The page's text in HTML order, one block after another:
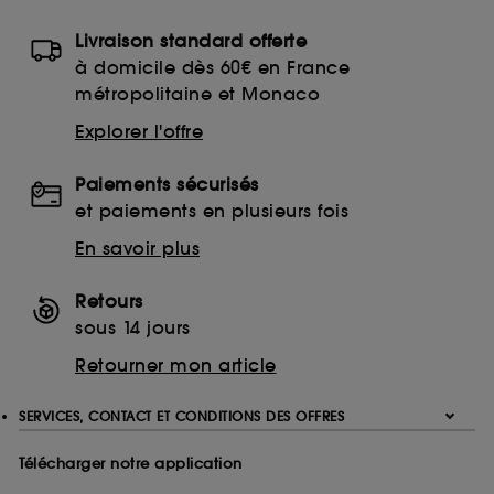
Livraison standard offerte
à domicile dès 60€ en France
métropolitaine et Monaco
Explorer l'offre
Paiements sécurisés
et paiements en plusieurs fois
En savoir plus
Retours
sous 14 jours
Retourner mon article
SERVICES, CONTACT ET CONDITIONS DES OFFRES
Télécharger notre application